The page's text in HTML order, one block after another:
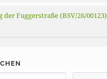
der Fuggerstraße (BSV/26/00123)